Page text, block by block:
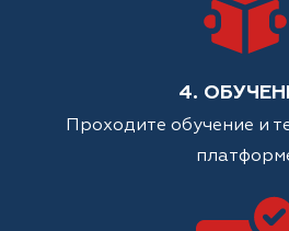
4.
Проходите обучение и